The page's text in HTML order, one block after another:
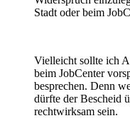
Stadt oder beim
Vielleicht sollte ich
beim JobCenter
besprechen. Denn
dürfte der Bescheid
rechtwirksam sein.